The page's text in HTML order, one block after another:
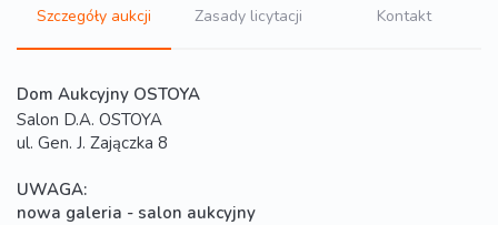
Szczegóły aukcji Zasady licytacji Kontakt
Dom Aukcyjny OSTOYA
Salon D.A. OSTOYA
ul. Gen. J. Zajączka 8
UWAGA:
nowa galeria - salon aukcyjny